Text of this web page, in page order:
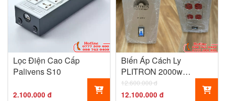
Lọc Điện Cao Cấp
Palivens S10
2.100.000 đ
Biến Áp Cách Ly
PLITRON 2000w
CANADA
12.600.000 đ
12.100.000 đ